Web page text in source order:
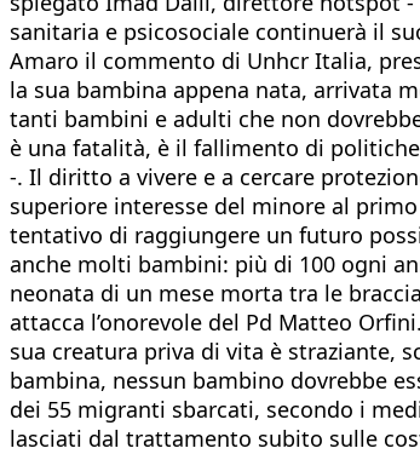
sanitaria e psicosociale continuerà il
Amaro il commento di Unhcr Italia,
la sua bambina appena nata, arrivata
tanti bambini e adulti che non
è una fatalità, è il fallimento di
-. Il diritto a vivere e a cercare
superiore interesse del minore al
tentativo di raggiungere un futuro
anche molti bambini: più di 100 ogni
neonata di un mese morta tra le
attacca l’onorevole del Pd Matteo
sua creatura priva di vita è straziante,
bambina, nessun bambino dovrebbe
dei 55 migranti sbarcati, secondo i
lasciati dal trattamento subito sulle